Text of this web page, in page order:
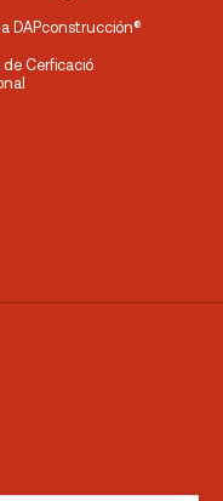
DAPconstrucción®
Cerficació